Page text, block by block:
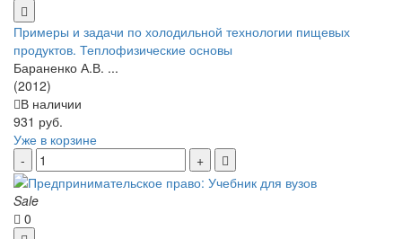
Примеры и задачи по холодильной технологии пищевых
продуктов. Теплофизические основы
Бараненко А.В. ...
(2012)
В наличии
931 руб.
Уже в корзине
Sale
0